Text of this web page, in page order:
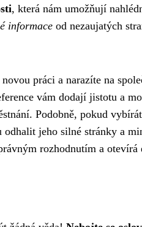
, která nám umožňují
informace od nezaujatých
práci a narazíte na
vám dodají jistotu a
Podobně, pokud
odhalit jeho silné stránky a
rozhodnutím a